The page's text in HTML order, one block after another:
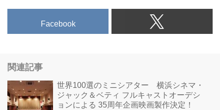
Facebook
関連記事
世界100選のミニシアター 横浜シネマ・
ジャック＆ベティ フルキャストオーデシ
ョンによる 35周年企画映画製作決定！